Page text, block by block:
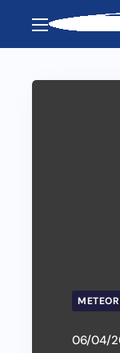
06/04/